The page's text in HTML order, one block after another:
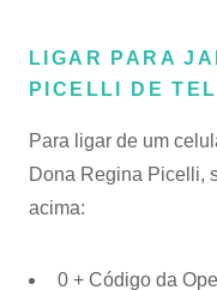
LIGAR PARA
PICELLI DE
Para ligar de um
Dona Regina Picelli,
acima:
0 + Código da